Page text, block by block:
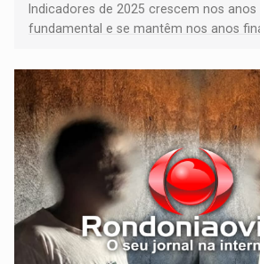
Indicadores de 2025 crescem nos
fundamental e se mantêm nos anos